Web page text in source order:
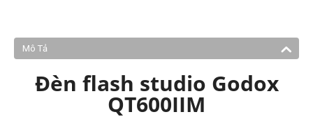
Mô Tả
Đèn flash studio Godox
QT600IIM